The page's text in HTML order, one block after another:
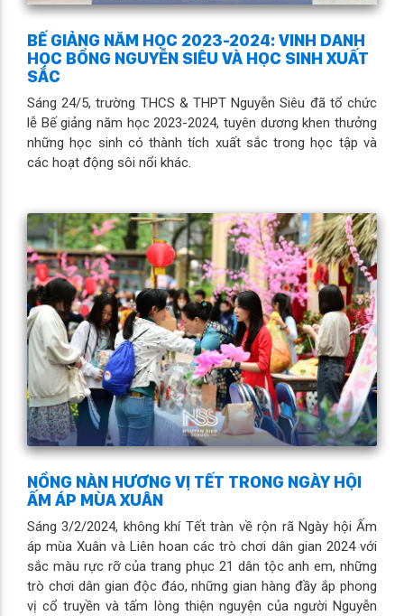
BẾ GIẢNG NĂM HỌC 2023-2024: VINH DANH
HỌC BỔNG NGUYỄN SIÊU VÀ HỌC SINH XUẤT
SẮC
Sáng 24/5, trường THCS & THPT Nguyễn Siêu đã tổ chức
lễ Bế giảng năm học 2023-2024, tuyên dương khen thưởng
những học sinh có thành tích xuất sắc trong học tập và
các hoạt động sôi nổi khác.
NỒNG NÀN HƯƠNG VỊ TẾT TRONG NGÀY HỘI
ẤM ÁP MÙA XUÂN
Sáng 3/2/2024, không khí Tết tràn về rộn rã Ngày hội Ấm
áp mùa Xuân và Liên hoan các trò chơi dân gian 2024 với
sắc màu rực rỡ của trang phục 21 dân tộc anh em, những
trò chơi dân gian độc đáo, những gian hàng đầy ắp phong
vị cổ truyền và tấm lòng thiện nguyện của người Nguyễn